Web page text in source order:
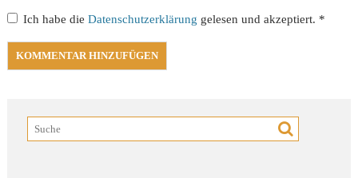
Ich habe dieDatenschutzerklärung gelesen und akzeptiert. *